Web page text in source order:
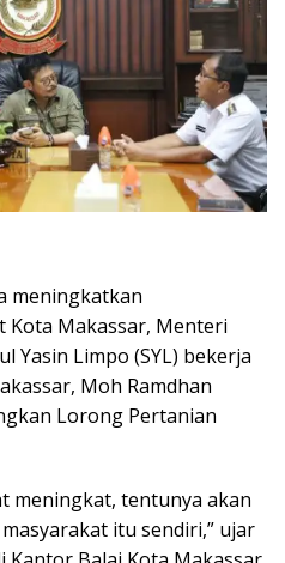
meningkatkan
Kota Makassar, Menteri
Yasin Limpo (SYL) bekerja
Moh Ramdhan
Lorong Pertanian
meningkat, tentunya akan
itu sendiri,” ujar